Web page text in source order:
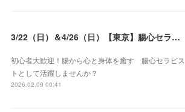
3/22（日）＆4/26（日）【東京】腸心セラピスト養成コース《２日間コース》開講決定
初心者大歓迎！腸から心と身体を癒す 腸心セラピス
トとして活躍しませんか？
2026.02.09 00:41